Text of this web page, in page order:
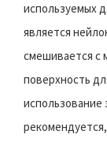
используемых
является
смешивается с
поверхность
использование